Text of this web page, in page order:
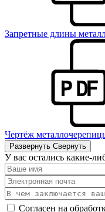
Запретные длины
Чертёж
Развернуть Свернуть
У вас остались какие-
Согласен на